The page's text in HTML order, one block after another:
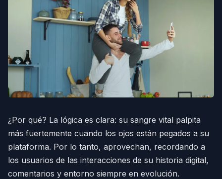
¿Por qué? La lógica es clara: su sangre vital palpita
más fuertemente cuando los ojos están pegados a su
plataforma. Por lo tanto, aprovechan, recordando a
los usuarios de las interacciones de su historia digital,
comentarios y entorno siempre en evolución.